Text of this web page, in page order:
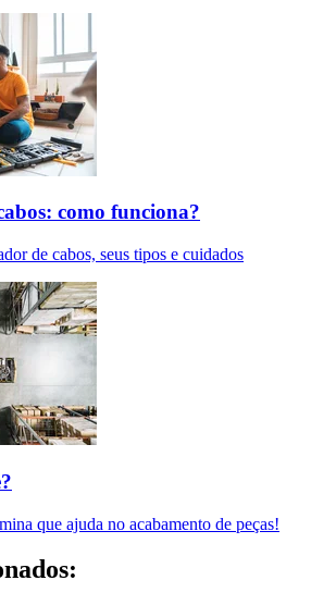
como funciona?
de cabos, seus tipos e cuidados
que ajuda no acabamento de peças!